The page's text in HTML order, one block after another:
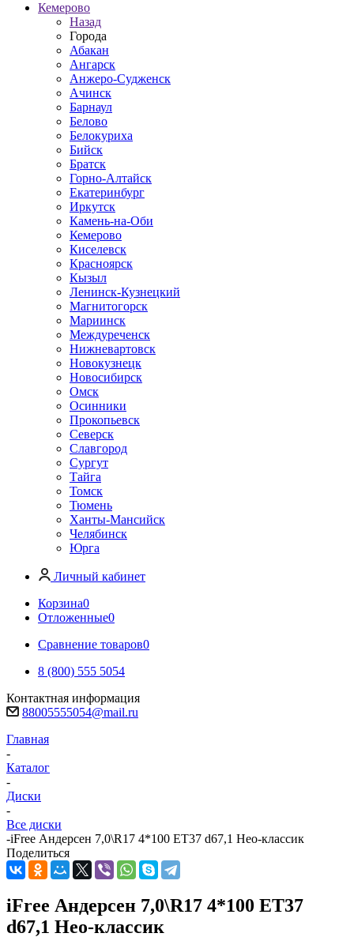
Кемерово
Назад
Города
Абакан
Ангарск
Анжеро-Судженск
Ачинск
Барнаул
Белово
Белокуриха
Бийск
Братск
Горно-Алтайск
Екатеринбург
Иркутск
Камень-на-Оби
Кемерово
Киселевск
Красноярск
Кызыл
Ленинск-Кузнецкий
Магнитогорск
Мариинск
Междуреченск
Нижневартовск
Новокузнецк
Новосибирск
Омск
Осинники
Прокопьевск
Северск
Славгород
Сургут
Тайга
Томск
Тюмень
Ханты-Мансийск
Челябинск
Юрга
Личный кабинет
Корзина0
Отложенные0
Сравнение товаров0
8 (800) 555 5054
Контактная информация
88005555054@mail.ru
Главная
-
Каталог
-
Диски
-
Все диски
-iFree Андерсен 7,0\R17 4*100 ET37 d67,1 Нео-классик
Поделиться
iFree Андерсен 7,0\R17 4*100 ET37
d67,1 Нео-классик